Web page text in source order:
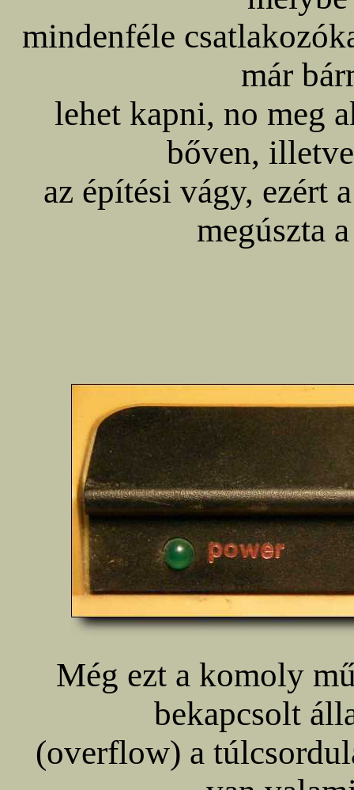
mindenféle
már
lehet kapni, no meg
bőven,
az építési vágy, ezért
megúszta
Még ezt a komoly
bekapcsolt
(overflow) a